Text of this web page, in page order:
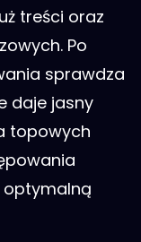
treści oraz
Po
sprawdza
daje jasny
topowych
optymalną